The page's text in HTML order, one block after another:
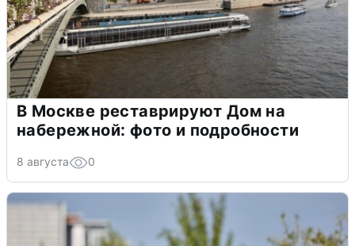
В Москве реставрируют Дом на
набережной: фото и подробности
8 августа 0